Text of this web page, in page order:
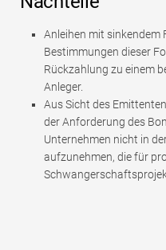
Anleihen mit sinkendem
Bestimmungen dieser
Rückzahlung zu einem
Anleger.
Aus Sicht des
der Anforderung des
Unternehmen nicht in
aufzunehmen, die für